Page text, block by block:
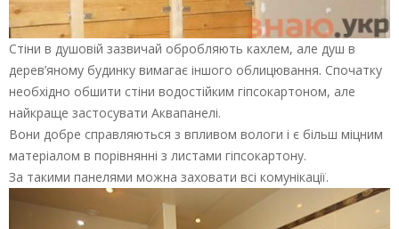
Стіни в душовій зазвичай обробляють кахлем, але душ в
дерев’яному будинку вимагає іншого облицювання. Спочатку
необхідно обшити стіни водостійким гіпсокартоном, але
найкраще застосувати Аквапанелі.
Вони добре справляються з впливом вологи і є більш міцним
матеріалом в порівнянні з листами гіпсокартону.
За такими панелями можна заховати всі комунікації.